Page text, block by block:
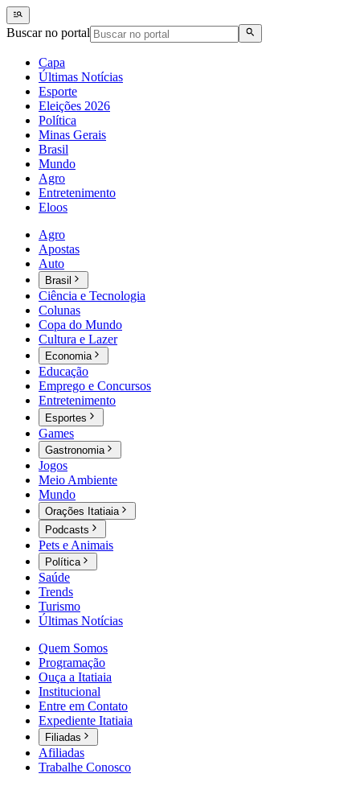
Buscar no portal
Capa
Últimas Notícias
Esporte
Eleições 2026
Política
Minas Gerais
Brasil
Mundo
Agro
Entretenimento
Eloos
Agro
Apostas
Auto
Brasil
Ciência e Tecnologia
Colunas
Copa do Mundo
Cultura e Lazer
Economia
Educação
Emprego e Concursos
Entretenimento
Esportes
Games
Gastronomia
Jogos
Meio Ambiente
Mundo
Orações Itatiaia
Podcasts
Pets e Animais
Política
Saúde
Trends
Turismo
Últimas Notícias
Quem Somos
Programação
Ouça a Itatiaia
Institucional
Entre em Contato
Expediente Itatiaia
Filiadas
Afiliadas
Trabalhe Conosco